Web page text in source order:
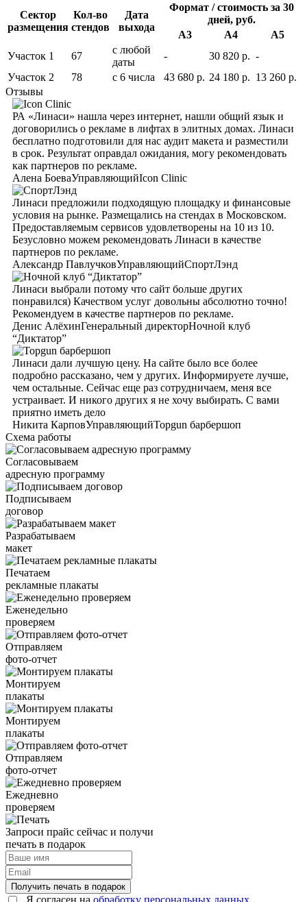
Сектор
размещения
Кол-во
стендов
Дата
выхода
Формат / стоимость за 30
дней, руб.
А3
А4
А5
Участок 1
67
с любой
даты
- 30 820 р. -
Участок 2
78 с 6 числа 43 680 р. 24 180 р. 13 260 р.
Отзывы
РА «Линаси» нашла через интернет, нашли общий язык и
договорились о рекламе в лифтах в элитных домах. Линаси
бесплатно подготовили для нас аудит макета и разместили
в срок. Результат оправдал ожидания, могу рекомендовать
как партнеров по рекламе.
Алена БоеваУправляющийIcon Clinic
Линаси предложили подходящую площадку и финансовые
условия на рынке. Размещались на стендах в Московском.
Предоставляемым сервисов удовлетворены на 10 из 10.
Безусловно можем рекомендовать Линаси в качестве
партнеров по рекламе.
Александр ПавлучковУправляющийСпортЛэнд
Линаси выбрали потому что сайт больше других
понравился) Качеством услуг довольны абсолютно точно!
Рекомендуем в качестве партнеров по рекламе.
Денис АлёхинГенеральный директорНочной клуб
“Диктатор”
Линаси дали лучшую цену. На сайте было все более
подробно рассказано, чем у других. Информируете лучше,
чем остальные. Сейчас еще раз сотрудничаем, меня все
устраивает. И никого других я не хочу выбирать. С вами
приятно иметь дело
Никита КарповУправляющийTopgun барбершоп
Схема работы
Согласовываем
адресную программу
Подписываем
договор
Разрабатываем
макет
Печатаем
рекламные плакаты
Еженедельно
проверяем
Отправляем
фото-отчет
Монтируем
плакаты
Монтируем
плакаты
Отправляем
фото-отчет
Ежедневно
проверяем
Запроси прайс сейчас и получи
печать в подарок
Получить печать в подарок
Я согласен на обработку персональных данных